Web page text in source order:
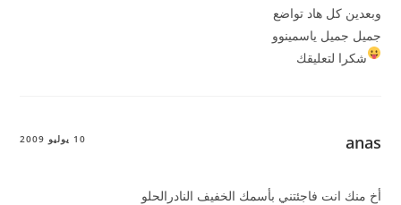
وبعدين كل هاد تواضع
جميل جميل ياسمينوو
شكرا لتعليقك
anas 10 يوليو 2009
أخ منك انت فاجئتني بأسمك الخفيف النادرالحلو